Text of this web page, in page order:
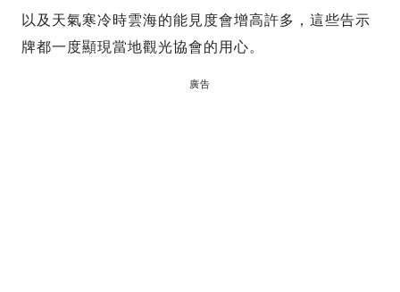
以及天氣寒冷時雲海的能見度會增高許多，這些告示
牌都一度顯現當地觀光協會的用心。
廣告